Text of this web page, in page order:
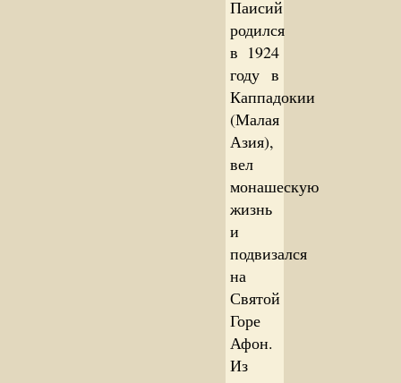
Паисий
родился
в 1924
году в
Каппадокии
(Малая
Азия),
вел
монашескую
жизнь
и
подвизался
на
Святой
Горе
Афон.
Из